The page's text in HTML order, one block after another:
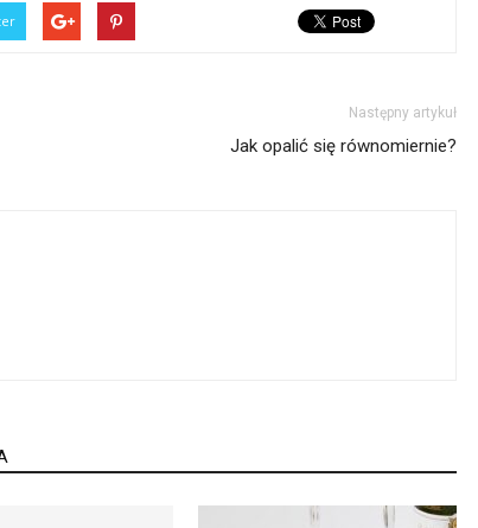
Następny artykuł
Jak opalić się równomiernie?